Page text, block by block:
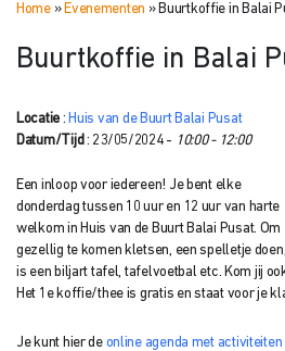
Home» Evenementen » Buurtkoffie in Balai
Buurtkoffie in Balai
Locatie : Huis van de Buurt Balai Pusat
Datum/Tijd : 23/05/2024 - 10:00 - 12:00
Een inloop voor iedereen! Je bent elke
donderdag tussen 10 uur en 12 uur van harte
welkom in Huis van de Buurt Balai Pusat. Om
gezellig te komen kletsen, een spelletje
is een biljart tafel, tafelvoetbal etc. Kom jij
Het 1e koffie/thee is gratis en staat voor je
Je kunt hier de online agenda met activiteiten